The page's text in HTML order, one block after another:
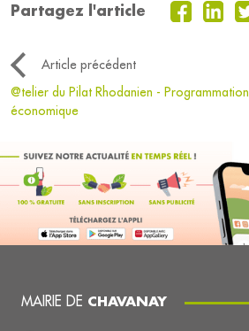
Partagez l'article
Article précédent
@telier du Pilat Rhodanien - Programmation
économique
MAIRIE DE CHAVANAY